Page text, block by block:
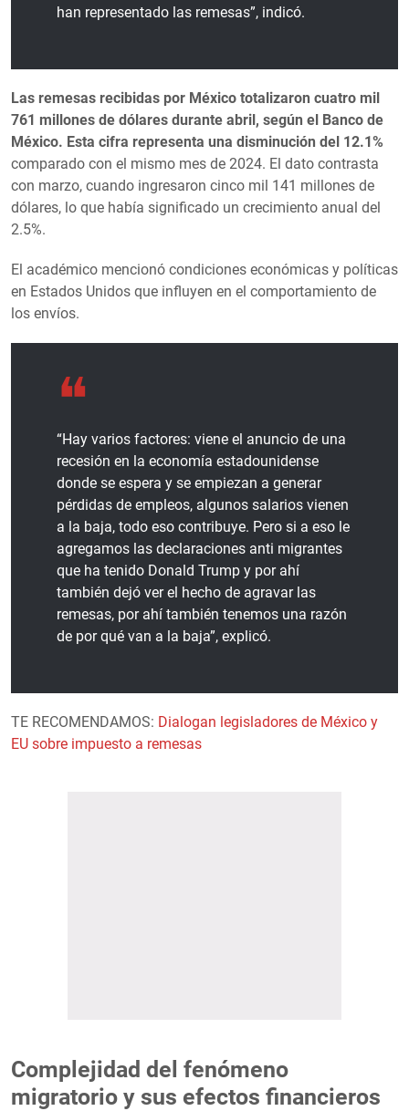
han representado las remesas”, indicó.
Las remesas recibidas por México totalizaron cuatro mil
761 millones de dólares durante abril, según el Banco de
México. Esta cifra representa una disminución del 12.1%
comparado con el mismo mes de 2024. El dato contrasta
con marzo, cuando ingresaron cinco mil 141 millones de
dólares, lo que había significado un crecimiento anual del
2.5%.
El académico mencionó condiciones económicas y políticas
en Estados Unidos que influyen en el comportamiento de
los envíos.
“Hay varios factores: viene el anuncio de una
recesión en la economía estadounidense
donde se espera y se empiezan a generar
pérdidas de empleos, algunos salarios vienen
a la baja, todo eso contribuye. Pero si a eso le
agregamos las declaraciones anti migrantes
que ha tenido Donald Trump y por ahí
también dejó ver el hecho de agravar las
remesas, por ahí también tenemos una razón
de por qué van a la baja”, explicó.
TE RECOMENDAMOS: Dialogan legisladores de México y
EU sobre impuesto a remesas
Complejidad del fenómeno
migratorio y sus efectos financieros